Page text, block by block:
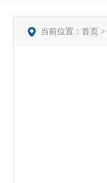
当前位置： 首页 >